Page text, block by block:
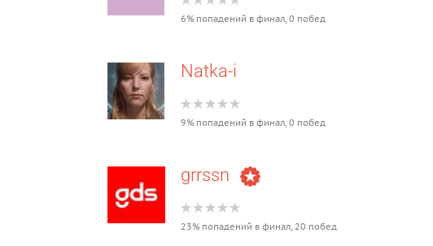
6% попадений в финал, 0 побед
Natka-i
9% попадений в финал, 0 побед
grrssn
23% попадений в финал, 20 побед